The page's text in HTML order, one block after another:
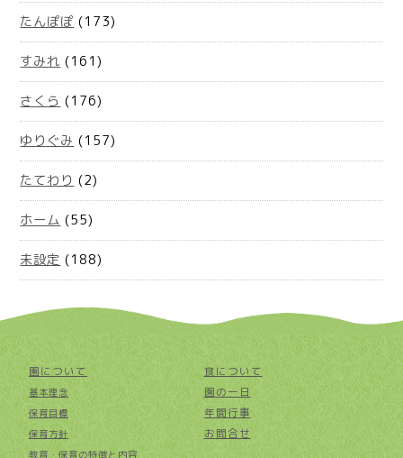
たんぽぽ (173)
すみれ (161)
さくら (176)
ゆりぐみ (157)
たてわり (2)
ホーム (55)
未設定 (188)
園について
基本理念
保育目標
保育方針
教育・保育の特徴と内容
食について
園の一日
年間行事
お問合せ